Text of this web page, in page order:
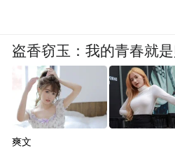
盗香窃玉：我的青春就
爽文